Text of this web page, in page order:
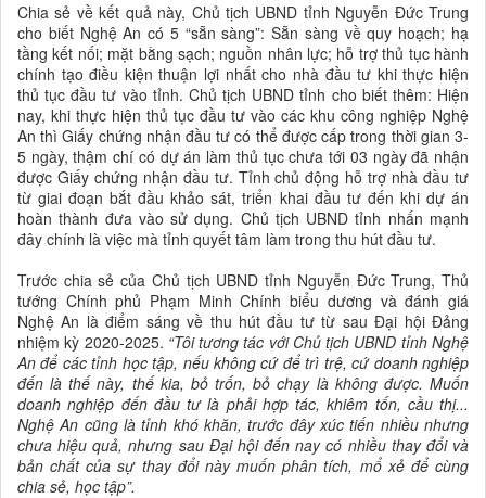
Chia sẻ về kết quả này, Chủ tịch UBND tỉnh Nguyễn Đức Trung
cho biết Nghệ An có 5 “sẵn sàng”: Sẵn sàng về quy hoạch; hạ
tầng kết nối; mặt bằng sạch; nguồn nhân lực; hỗ trợ thủ tục hành
chính tạo điều kiện thuận lợi nhất cho nhà đầu tư khi thực hiện
thủ tục đầu tư vào tỉnh. Chủ tịch UBND tỉnh cho biết thêm: Hiện
nay, khi thực hiện thủ tục đầu tư vào các khu công nghiệp Nghệ
An thì Giấy chứng nhận đầu tư có thể được cấp trong thời gian 3-
5 ngày, thậm chí có dự án làm thủ tục chưa tới 03 ngày đã nhận
được Giấy chứng nhận đầu tư. Tỉnh chủ động hỗ trợ nhà đầu tư
từ giai đoạn bắt đầu khảo sát, triển khai đầu tư đến khi dự án
hoàn thành đưa vào sử dụng. Chủ tịch UBND tỉnh nhấn mạnh
đây chính là việc mà tỉnh quyết tâm làm trong thu hút đầu tư.
Trước chia sẻ của Chủ tịch UBND tỉnh Nguyễn Đức Trung, Thủ
tướng Chính phủ Phạm Minh Chính biểu dương và đánh giá
Nghệ An là điểm sáng về thu hút đầu tư từ sau Đại hội Đảng
nhiệm kỳ 2020-2025. “Tôi tương tác với Chủ tịch UBND tỉnh Nghệ
An để các tỉnh học tập, nếu không cứ để trì trệ, cứ doanh nghiệp
đến là thế này, thế kia, bỏ trốn, bỏ chạy là không được. Muốn
doanh nghiệp đến đầu tư là phải hợp tác, khiêm tốn, cầu thị...
Nghệ An cũng là tỉnh khó khăn, trước đây xúc tiến nhiều nhưng
chưa hiệu quả, nhưng sau Đại hội đến nay có nhiều thay đổi và
bản chất của sự thay đổi này muốn phân tích, mổ xẻ để cùng
chia sẻ, học tập”.